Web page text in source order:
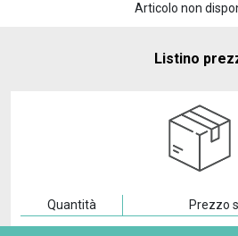
Articolo non
Listino
Quantità Prezzo